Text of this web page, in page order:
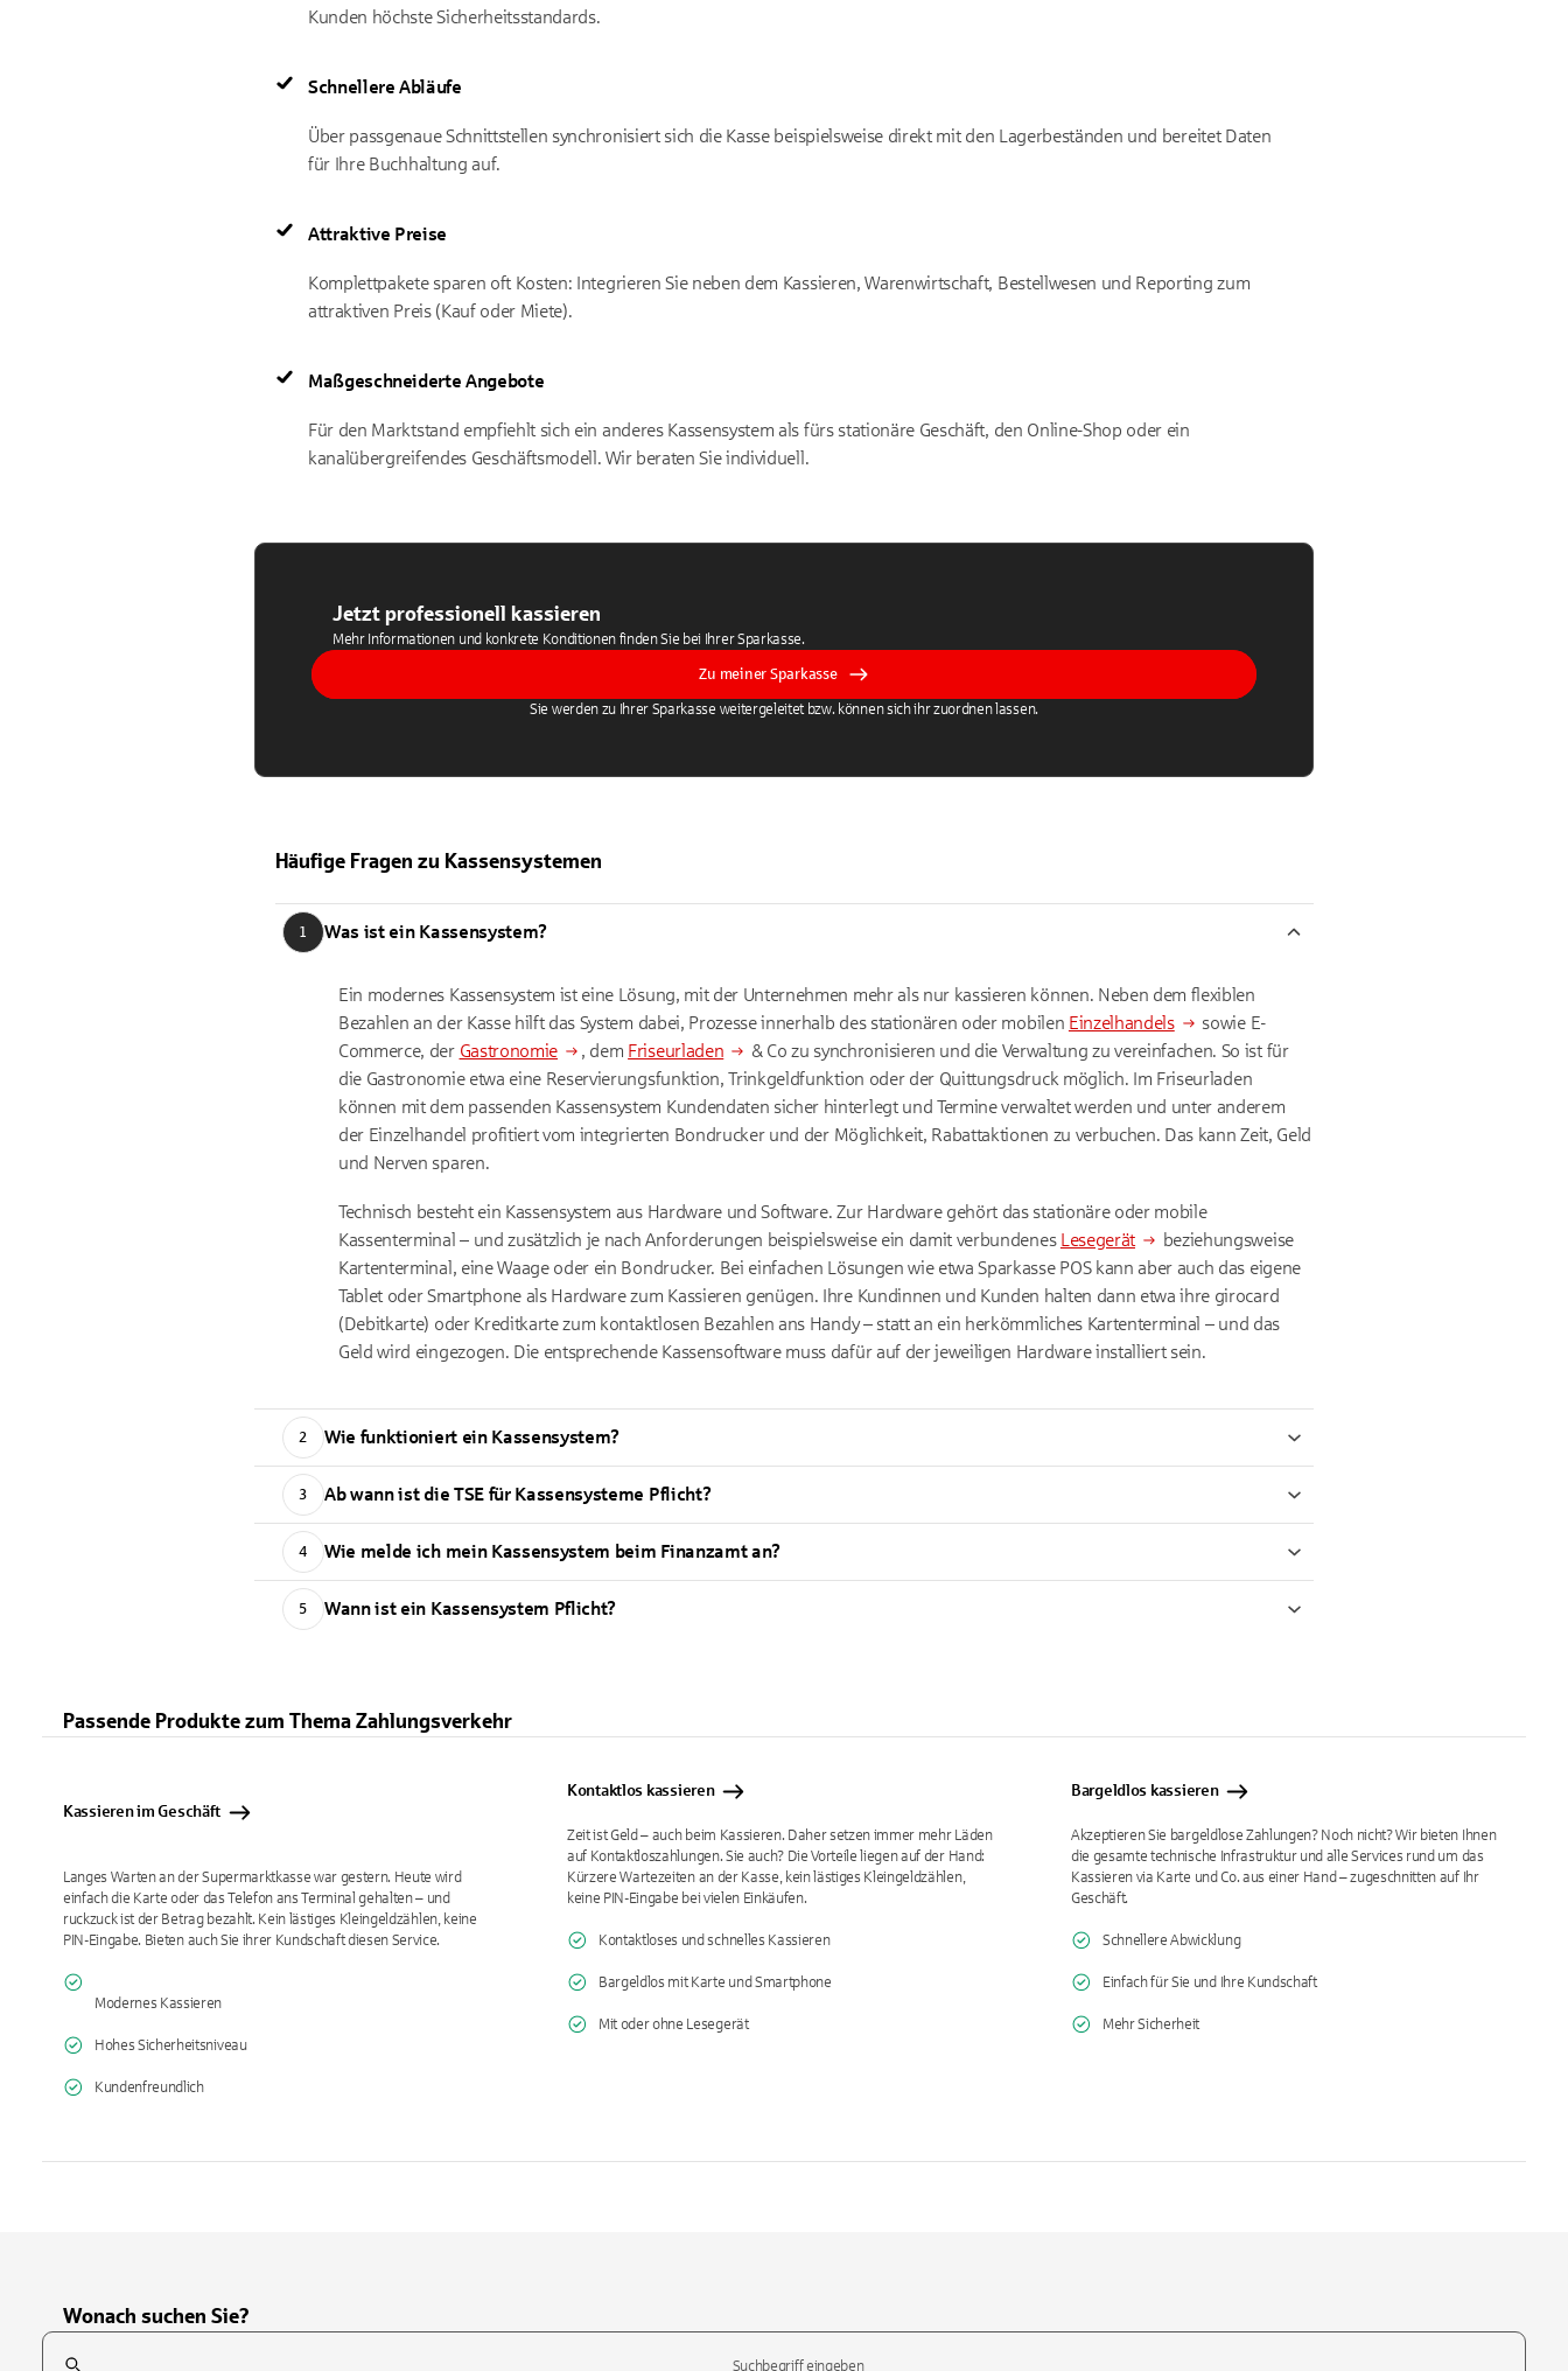
Kunden höchste Sicherheitsstandards.
Schnellere Abläufe
Über passgenaue Schnittstellen synchronisiert sich die Kasse beispielsweise direkt mit den Lagerbeständen und bereitet Daten
für Ihre Buchhaltung auf.
Attraktive Preise
Komplettpakete sparen oft Kosten: Integrieren Sie neben dem Kassieren, Warenwirtschaft, Bestellwesen und Reporting zum
attraktiven Preis (Kauf oder Miete).
Maßgeschneiderte Angebote
Für den Marktstand empfiehlt sich ein anderes Kassensystem als fürs stationäre Geschäft, den Online-Shop oder ein
kanalübergreifendes Geschäftsmodell. Wir beraten Sie individuell.
Jetzt professionell kassieren
Mehr Informationen und konkrete Konditionen finden Sie bei Ihrer Sparkasse.
Zu meiner Sparkasse
Sie werden zu Ihrer Sparkasse weitergeleitet bzw. können sich ihr zuordnen lassen.
Häufige Fragen zu Kassensystemen
1 Was ist ein Kassensystem?
Ein modernes Kassensystem ist eine Lösung, mit der Unternehmen mehr als nur kassieren können. Neben dem flexiblen
Bezahlen an der Kasse hilft das System dabei, Prozesse innerhalb des stationären oder mobilen Einzelhandels
sowie E-
Commerce, der Gastronomie , dem Friseurladen
& Co zu synchronisieren und die Verwaltung zu vereinfachen. So ist für
die Gastronomie etwa eine Reservierungsfunktion, Trinkgeldfunktion oder der Quittungsdruck möglich. Im Friseurladen
können mit dem passenden Kassensystem Kundendaten sicher hinterlegt und Termine verwaltet werden und unter anderem
der Einzelhandel profitiert vom integrierten Bondrucker und der Möglichkeit, Rabattaktionen zu verbuchen. Das kann Zeit, Geld
und Nerven sparen.
Technisch besteht ein Kassensystem aus Hardware und Software. Zur Hardware gehört das stationäre oder mobile
Kassenterminal – und zusätzlich je nach Anforderungen beispielsweise ein damit verbundenes Lesegerät
beziehungsweise
Kartenterminal, eine Waage oder ein Bondrucker. Bei einfachen Lösungen wie etwa Sparkasse POS kann aber auch das eigene
Tablet oder Smartphone als Hardware zum Kassieren genügen. Ihre Kundinnen und Kunden halten dann etwa ihre girocard
(Debitkarte) oder Kreditkarte zum kontaktlosen Bezahlen ans Handy – statt an ein herkömmliches Kartenterminal – und das
Geld wird eingezogen. Die entsprechende Kassensoftware muss dafür auf der jeweiligen Hardware installiert sein.
2 Wie funktioniert ein Kassensystem?
3 Ab wann ist die TSE für Kassensysteme Pflicht?
4 Wie melde ich mein Kassensystem beim Finanzamt an?
5 Wann ist ein Kassensystem Pflicht?
Passende Produkte zum Thema Zahlungsverkehr
Kassieren im Geschäft
Langes Warten an der Supermarktkasse war gestern. Heute wird
einfach die Karte oder das Telefon ans Terminal gehalten – und
ruckzuck ist der Betrag bezahlt. Kein lästiges Kleingeldzählen, keine
PIN-Eingabe. Bieten auch Sie ihrer Kundschaft diesen Service.
Modernes Kassieren
Hohes Sicherheits­niveau
Kundenfreundlich
Kontaktlos kassieren
Zeit ist Geld – auch beim Kassieren. Daher setzen immer mehr Läden
auf Kontaktloszahlungen. Sie auch? Die Vorteile liegen auf der Hand:
Kürzere Wartezeiten an der Kasse, kein lästiges Kleingeldzählen,
keine PIN-Eingabe bei vielen Einkäufen.
Kontaktloses und schnelles Kassieren
Bargeldlos mit Karte und Smartphone
Mit oder ohne Lesegerät
Bargeldlos kassieren
Akzeptieren Sie bargeldlose Zahlungen? Noch nicht? Wir bieten Ihnen
die gesamte technische Infrastruktur und alle Services rund um das
Kassieren via Karte und Co. aus einer Hand – zugeschnitten auf Ihr
Geschäft.
Schnellere Abwicklung
Einfach für Sie und Ihre Kundschaft
Mehr Sicherheit
Wonach suchen Sie?
Suchfeld